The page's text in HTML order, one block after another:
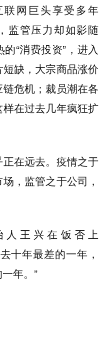
网巨头享受多年
监管压力却如影随
“消费投资”，进入
缺，大宗商品涨价
危机；裁员潮在各
在过去几年疯狂扩
在远去。疫情之于
，监管之于公司，
王兴在饭否上
十年最差的一年，
年。”